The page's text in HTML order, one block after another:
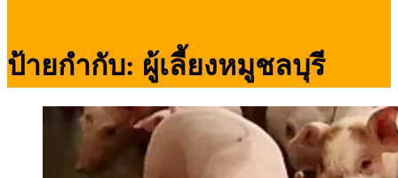
ป้ายกำกับ: ผู้เลี้ยงหมูชลบุรี